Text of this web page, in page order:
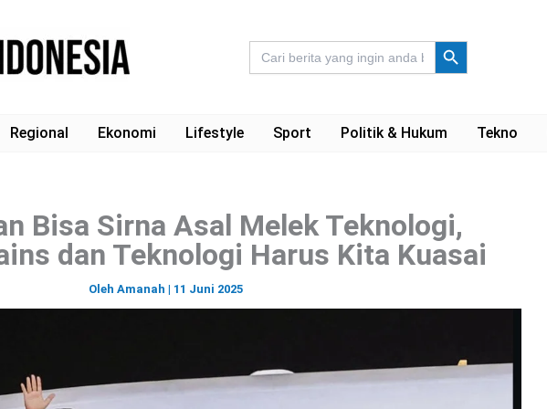
Search
for:
Search Button
Regional Ekonomi Lifestyle Sport Politik & Hukum Tekno
Bisa Sirna Asal Melek Teknologi,
dan Teknologi Harus Kita Kuasai
Oleh Amanah | 11 Juni 2025